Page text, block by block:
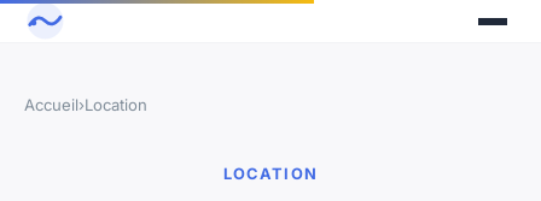
Accueil›Location
LOCATION